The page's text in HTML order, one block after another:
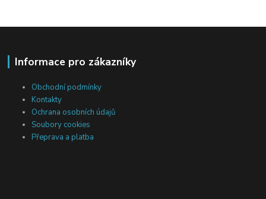
Informace pro zákazníky
Obchodní podmínky
Kontakty
Ochrana osobních údajů
Soubory cookies
Přeprava a platba